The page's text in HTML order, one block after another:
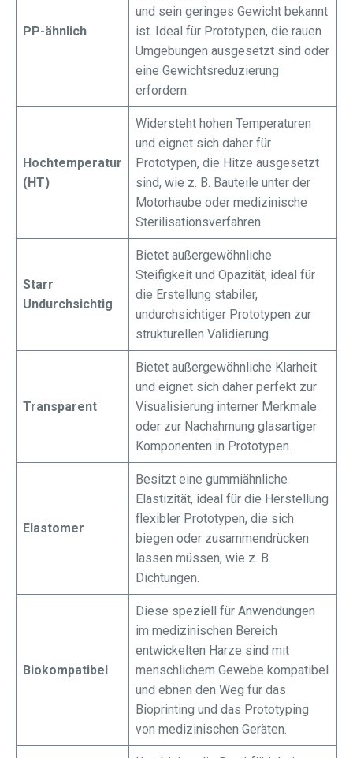
PP-ähnlich
und sein geringes Gewicht bekannt
ist. Ideal für Prototypen, die rauen
Umgebungen ausgesetzt sind oder
eine Gewichtsreduzierung
erfordern.
Hochtemperatur
(HT)
Widersteht hohen Temperaturen
und eignet sich daher für
Prototypen, die Hitze ausgesetzt
sind, wie z. B. Bauteile unter der
Motorhaube oder medizinische
Sterilisationsverfahren.
Starr
Undurchsichtig
Bietet außergewöhnliche
Steifigkeit und Opazität, ideal für
die Erstellung stabiler,
undurchsichtiger Prototypen zur
strukturellen Validierung.
Transparent
Bietet außergewöhnliche Klarheit
und eignet sich daher perfekt zur
Visualisierung interner Merkmale
oder zur Nachahmung glasartiger
Komponenten in Prototypen.
Elastomer
Besitzt eine gummiähnliche
Elastizität, ideal für die Herstellung
flexibler Prototypen, die sich
biegen oder zusammendrücken
lassen müssen, wie z. B.
Dichtungen.
Biokompatibel
Diese speziell für Anwendungen
im medizinischen Bereich
entwickelten Harze sind mit
menschlichem Gewebe kompatibel
und ebnen den Weg für das
Bioprinting und das Prototyping
von medizinischen Geräten.